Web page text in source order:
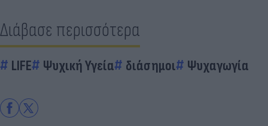
Διάβασε περισσότερα
LIFE Ψυχική Υγεία διάσημοι Ψυχαγωγία